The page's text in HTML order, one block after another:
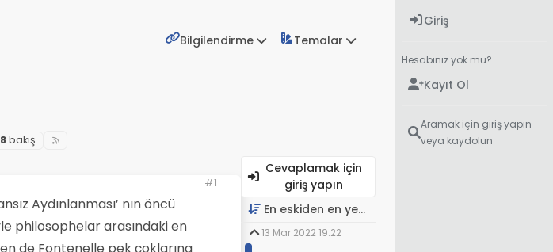
Bilgilendirme Temalar
bakış
#1
Aydınlanması’ nın öncü
philosophelar arasındaki en
de Fontenelle pek çoklarına
Cevaplamak için
giriş yapın
En eskiden en yeniye
13 Mar 2022 19:22
Giriş
Hesabınız yok mu?
Kayıt Ol
Aramak için giriş yapın
veya kaydolun